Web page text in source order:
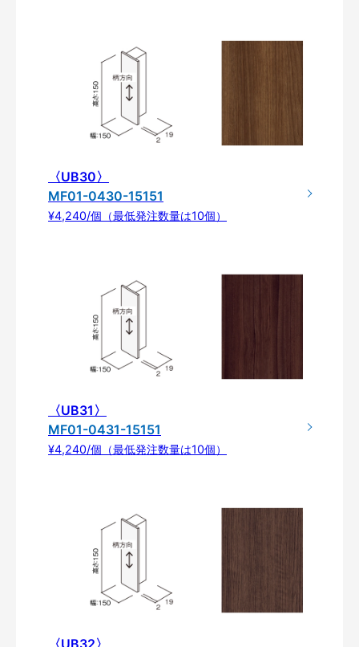
〈UB30〉
MF01-0430-15151
¥4,240/個（最低発注数量は10個）
〈UB31〉
MF01-0431-15151
¥4,240/個（最低発注数量は10個）
〈UB32〉